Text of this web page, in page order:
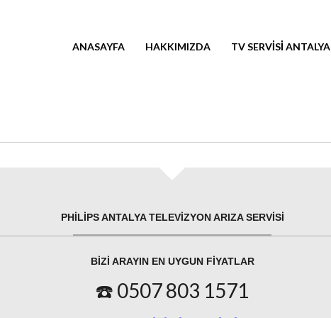
ANASAYFA HAKKIMIZDA TV SERVISI ANTALYA
PHILIPS ANTALYA TELEVIZYON ARIZA SERVISI
BIZI ARAYIN EN UYGUN FIYATLAR
☎️ 0507 803 1571